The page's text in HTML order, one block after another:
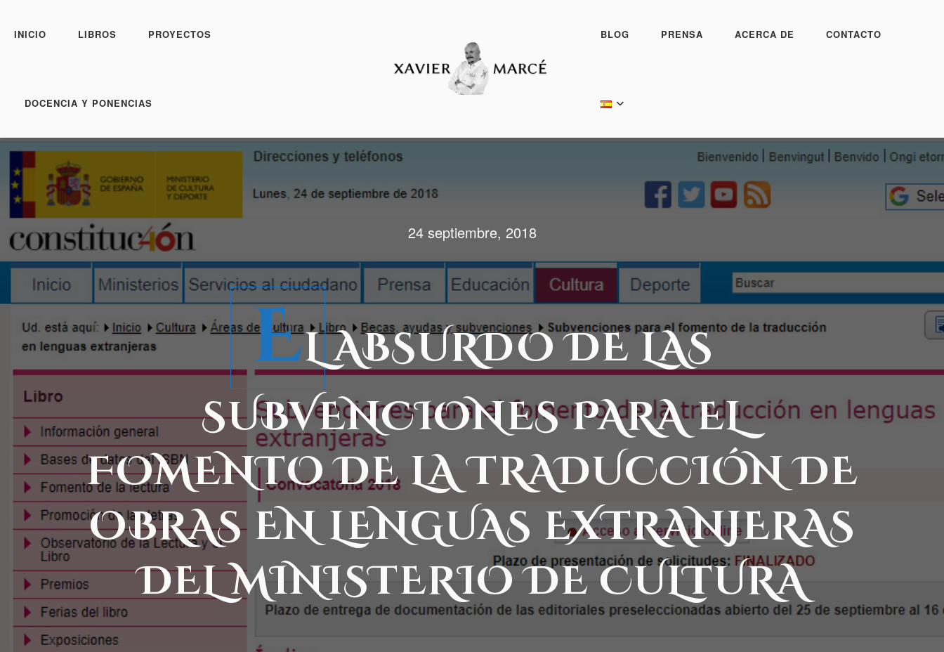
INICIO LIBROS PROYECTOS
DOCENCIA Y PONENCIAS
BLOG PRENSA ACERCA DE CONTACTO
24 septiembre, 2018
EL ABSURDO DE LAS
SUBVENCIONES PARA EL
FOMENTO DE LA TRADUCCIÓN DE
OBRAS EN LENGUAS EXTRANJERAS
DEL MINISTERIO DE CULTURA